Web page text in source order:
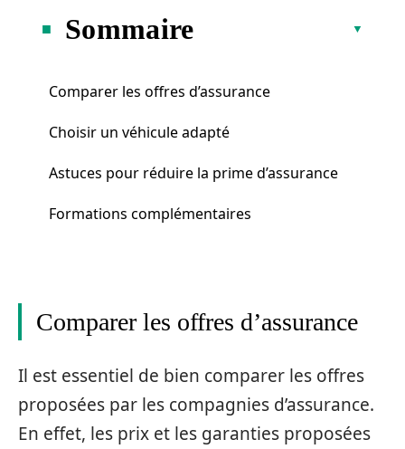
Sommaire
Comparer les offres d’assurance
Choisir un véhicule adapté
Astuces pour réduire la prime d’assurance
Formations complémentaires
Comparer les offres d’assurance
Il est essentiel de bien comparer les offres
proposées par les compagnies d’assurance.
En effet, les prix et les garanties proposées